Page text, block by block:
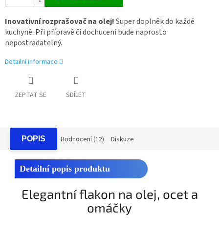
Inovativní rozprašovač na olej!Super doplněk do každé
kuchyně. Při přípravě či dochucení bude naprosto
nepostradatelný.
Detailní informace
ZEPTAT SE SDÍLET
POPIS Hodnocení (12) Diskuze
Detailní popis produktu
Elegantní flakon na olej, ocet a
omáčky